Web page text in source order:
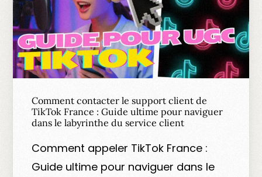
Comment contacter le support client de
TikTok France : Guide ultime pour naviguer
dans le labyrinthe du service client
Comment appeler TikTok France :
Guide ultime pour naviguer dans le